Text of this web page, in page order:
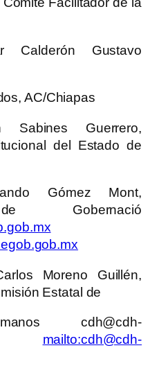
Calderón Gustavo
AC/Chiapas
Guerrero,
del Estado de
Gómez Mont,
Gobernació
Moreno Guillén,
Estatal de
cdh@cdh-
mailto:cdh@cdh-